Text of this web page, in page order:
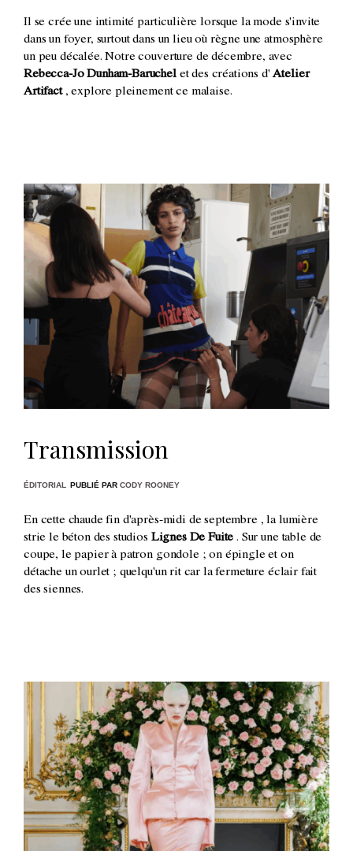
Il se crée une intimité particulière lorsque la mode s'invite
dans un foyer, surtout dans un lieu où règne une atmosphère
un peu décalée. Notre couverture de décembre, avec
Rebecca-Jo Dunham-Baruchelet des créations d'Atelier
Artifact, explore pleinement ce malaise.
Transmission
ÉDITORIAL PUBLIÉ PAR CODY ROONEY
En cette chaude fin d'après-midi de septembre , la lumière
strie le béton des studios Lignes De Fuite . Sur une table de
coupe, le papier à patron gondole ; on épingle et on
détache un ourlet ; quelqu'un rit car la fermeture éclair fait
des siennes.